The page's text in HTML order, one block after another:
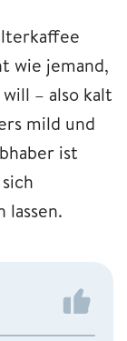
wie jemand,
– also kalt
mild und
ist
lassen.